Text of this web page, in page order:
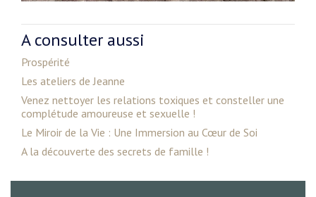
A consulter aussi
Prospérité
Les ateliers de Jeanne
Venez nettoyer les relations toxiques et consteller une
complétude amoureuse et sexuelle !
Le Miroir de la Vie : Une Immersion au Cœur de Soi
A la découverte des secrets de famille !